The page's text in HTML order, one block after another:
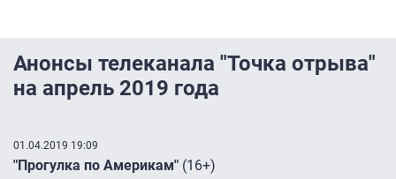
Анонсы телеканала "Точка отрыва"
на апрель 2019 года
01.04.2019 19:09
"Прогулка по Америкам" (16+)